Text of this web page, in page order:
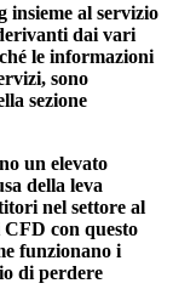
insieme al servizio
dai vari
le informazioni
sono
sezione
un elevato
della leva
nel settore al
con questo
funzionano i
di perdere